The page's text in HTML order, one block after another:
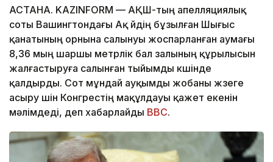
АСТАНА. KAZINFORM — АҚШ-тың апелляциялық
соты Вашингтондағы Ақ үйдің бұзылған Шығыс
қанатының орнына салынуы жоспарланған аумағы
8,36 мың шаршы метрлік бал залының құрылысын
жалғастыруға салынған тыйымды күшінде
қалдырды. Сот мұндай ауқымды жобаны жүзеге
асыру үшін Конгрестің мақұлдауы қажет екенін
мәлімдеді, деп хабарлайды BBC.